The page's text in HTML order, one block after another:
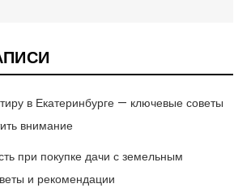
в Екатеринбурге — ключевые советы
внимание
при покупке дачи с земельным
и рекомендации